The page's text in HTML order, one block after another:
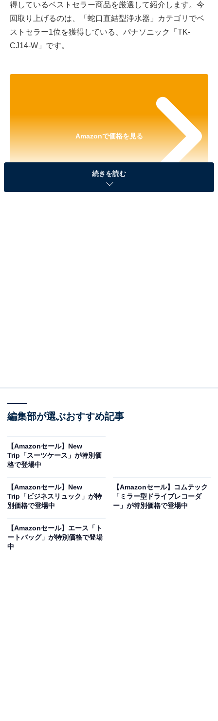
得しているベストセラー商品を厳選して紹介します。今
回取り上げるのは、「蛇口直結型浄水器」カテゴリでベ
ストセラー1位を獲得している、パナソニック「TK-
CJ14-W」です。
Amazonで価格を見る
Amazonで見る
「蛇口直結型浄水器」カテゴリでベストセラー1位を獲
得しているのは、パナソニック「TK-CJ14-W」です。価
この商品のおすすめポイントは？
水器。カートリッジの寿命が1年間と長いため、交換の
手間が軽減されている点も魅力です。水アカがたまりや
続きを読む
編集部が選ぶおすすめ記事
【Amazonセール】New
Trip「スーツケース」が特別価
格で登場中
【Amazonセール】New
Trip「ビジネスリュック」が特
別価格で登場中
【Amazonセール】コムテック
「ミラー型ドライブレコーダ
ー」が特別価格で登場中
【Amazonセール】エース「ト
ートバッグ」が特別価格で登場
中